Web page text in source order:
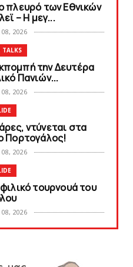
πλευρό των Εθνικών
– H μεγ...
2026
TALKS
την Δευτέρα
Πανιών...
2026
ντύνεται στα
Πορτογάλος!
2026
τουρνουά του
2026